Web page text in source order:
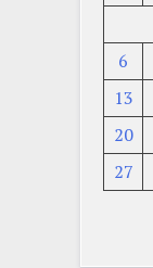
6
13
20
27